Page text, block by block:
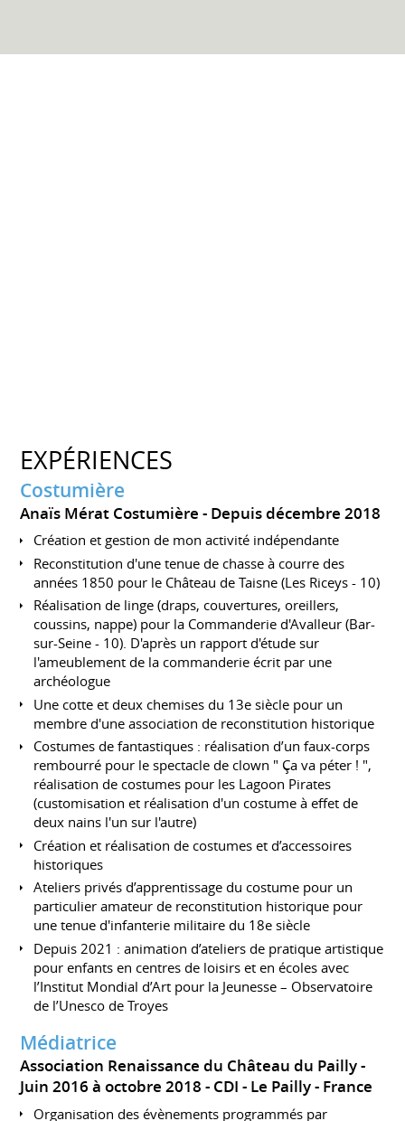
EXPÉRIENCES
Costumière
Anaïs Mérat Costumière Depuis décembre 2018
Création et gestion de mon activité indépendante
Reconstitution d'une tenue de chasse à courre des
années 1850 pour le Château de Taisne (Les Riceys - 10)
Réalisation de linge (draps, couvertures, oreillers,
coussins, nappe) pour la Commanderie d'Avalleur (Bar-
sur-Seine - 10). D'après un rapport d'étude sur
l'ameublement de la commanderie écrit par une
archéologue
Une cotte et deux chemises du 13e siècle pour un
membre d'une association de reconstitution historique
Costumes de fantastiques : réalisation d’un faux-corps
rembourré pour le spectacle de clown " Ça va péter ! ",
réalisation de costumes pour les Lagoon Pirates
(customisation et réalisation d'un costume à effet de
deux nains l'un sur l'autre)
Création et réalisation de costumes et d’accessoires
historiques
Ateliers privés d’apprentissage du costume pour un
particulier amateur de reconstitution historique pour
une tenue d'infanterie militaire du 18e siècle
Depuis 2021 : animation d’ateliers de pratique artistique
pour enfants en centres de loisirs et en écoles avec
l’Institut Mondial d’Art pour la Jeunesse – Observatoire
de l’Unesco de Troyes
Médiatrice
Association Renaissance du Château du Pailly
Juin 2016 à octobre 2018 CDI Le Pailly France
Organisation des évènements programmés par